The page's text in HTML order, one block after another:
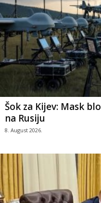
Šok za Kijev: Mask
na Rusiju
8. August 2026.